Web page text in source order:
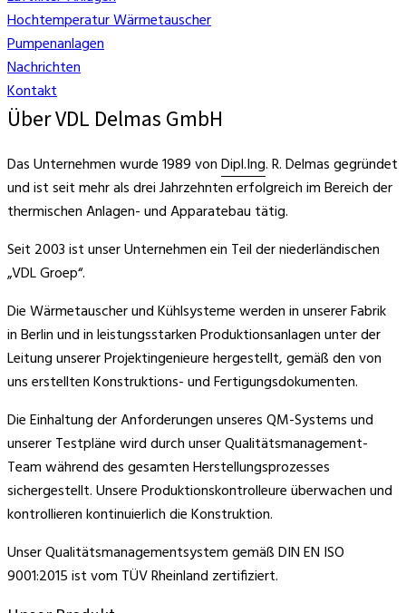
Hochtemperatur Wärmetauscher
Pumpenanlagen
Nachrichten
Kontakt
Über VDL Delmas GmbH
Das Unternehmen wurde 1989 vonDipl.Ing. R. Delmas gegründet
und ist seit mehr als drei Jahrzehnten erfolgreich im Bereich der
thermischen Anlagen- und Apparatebau tätig.
Seit 2003 ist unser Unternehmen ein Teil der niederländischen
„VDL Groep“.
Die Wärmetauscher und Kühlsysteme werden in unserer Fabrik
in Berlin und in leistungsstarken Produktionsanlagen unter der
Leitung unserer Projektingenieure hergestellt, gemäß den von
uns erstellten Konstruktions- und Fertigungsdokumenten.
Die Einhaltung der Anforderungen unseres QM-Systems und
unserer Testpläne wird durch unser Qualitätsmanagement-
Team während des gesamten Herstellungsprozesses
sichergestellt. Unsere Produktionskontrolleure überwachen und
kontrollieren kontinuierlich die Konstruktion.
Unser Qualitätsmanagementsystem gemäß DIN EN ISO
9001:2015 ist vom TÜV Rheinland zertifiziert.